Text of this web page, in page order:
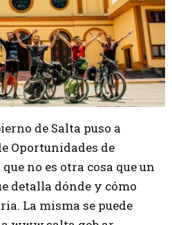
de Salta puso a
Oportunidades de
no es otra cosa que un
detalla dónde y cómo
La misma se puede